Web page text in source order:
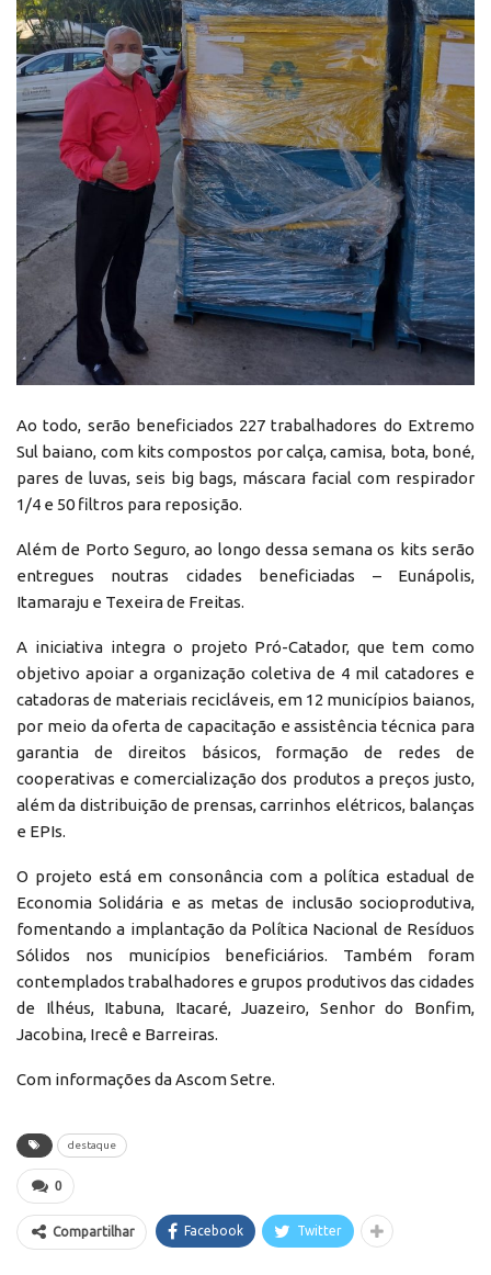
Ao todo, serão beneficiados 227 trabalhadores do Extremo
Sul baiano, com kits compostos por calça, camisa, bota, boné,
pares de luvas, seis big bags, máscara facial com respirador
1/4 e 50 filtros para reposição.
Além de Porto Seguro, ao longo dessa semana os kits serão
entregues noutras cidades beneficiadas – Eunápolis,
Itamaraju e Texeira de Freitas.
A iniciativa integra o projeto Pró-Catador, que tem como
objetivo apoiar a organização coletiva de 4 mil catadores e
catadoras de materiais recicláveis, em 12 municípios baianos,
por meio da oferta de capacitação e assistência técnica para
garantia de direitos básicos, formação de redes de
cooperativas e comercialização dos produtos a preços justo,
além da distribuição de prensas, carrinhos elétricos, balanças
e EPIs.
O projeto está em consonância com a política estadual de
Economia Solidária e as metas de inclusão socioprodutiva,
fomentando a implantação da Política Nacional de Resíduos
Sólidos nos municípios beneficiários. Também foram
contemplados trabalhadores e grupos produtivos das cidades
de Ilhéus, Itabuna, Itacaré, Juazeiro, Senhor do Bonfim,
Jacobina, Irecê e Barreiras.
Com informações da Ascom Setre.
destaque
0
Compartilhar Facebook Twitter